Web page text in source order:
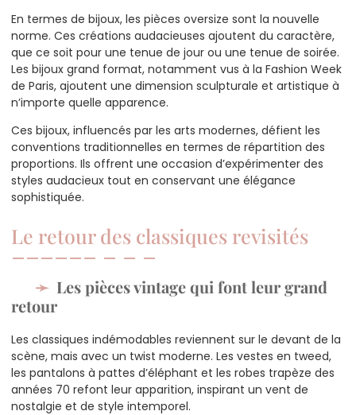
En termes de bijoux, les pièces oversize sont la nouvelle
norme. Ces créations audacieuses ajoutent du caractère,
que ce soit pour une tenue de jour ou une tenue de soirée.
Les bijoux grand format, notamment vus à la Fashion Week
de Paris, ajoutent une dimension sculpturale et artistique à
n’importe quelle apparence.
Ces bijoux, influencés par les arts modernes, défient les
conventions traditionnelles en termes de répartition des
proportions. Ils offrent une occasion d’expérimenter des
styles audacieux tout en conservant une élégance
sophistiquée.
Le retour des classiques revisités
Les pièces vintage qui font leur grand
retour
Les classiques indémodables reviennent sur le devant de la
scène, mais avec un twist moderne. Les vestes en tweed,
les pantalons à pattes d’éléphant et les robes trapèze des
années 70 refont leur apparition, inspirant un vent de
nostalgie et de style intemporel.